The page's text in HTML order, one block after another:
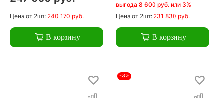
Цена от 2шт: 240 170 руб.
В корзину
выгода 8 600 руб. или 3%
Цена от 2шт: 231 830 руб.
В корзину
-3%